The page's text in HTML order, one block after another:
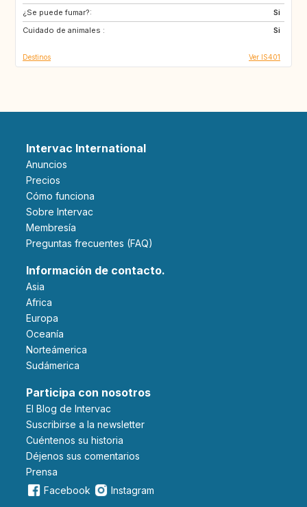
¿Se puede fumar?:
Si
Cuidado de animales :
Si
DE
Destinos Ver IS401
Intervac International
Anuncios
Precios
Cómo funciona
Sobre Intervac
Membresía
Preguntas frecuentes (FAQ)
Información de contacto.
Asia
Africa
Europa
Oceanía
Norteámerica
Sudámerica
Participa con nosotros
El Blog de Intervac
Suscribirse a la newsletter
Cuéntenos su historia
Déjenos sus comentarios
Prensa
Facebook
Instagram